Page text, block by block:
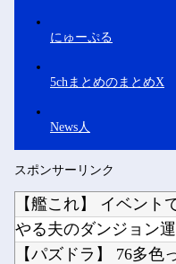
にゅーぷる
5chまとめのまとめX
News人
スポンサーリンク